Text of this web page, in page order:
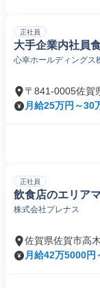
正社員
大手企業内社員
心幸ホールディングス
〒841-0005佐賀
月給25万円～30
正社員
飲食店のエリア
株式会社プレナス
佐賀県佐賀市高
月給42万5000円